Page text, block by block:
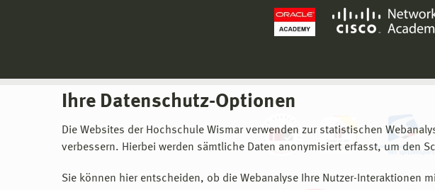
Ihre Datenschutz-Optionen
Die Websites der Hochschule Wismar verwenden zur statistischen
verbessern. Hierbei werden sämtliche Daten anonymisiert erfasst, um den
Sie können hier entscheiden, ob die Webanalyse Ihre Nutzer-Interaktionen